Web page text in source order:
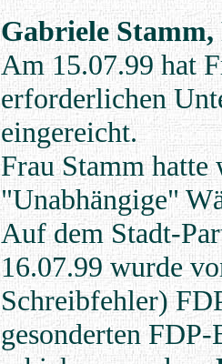
Gabriele
Am 15.07.99 hat
erforderlichen
eingereicht.
Frau Stamm hatte
"Unabhängige"
Auf dem Stadt-
16.07.99 wurde
Schreibfehler)
gesonderten